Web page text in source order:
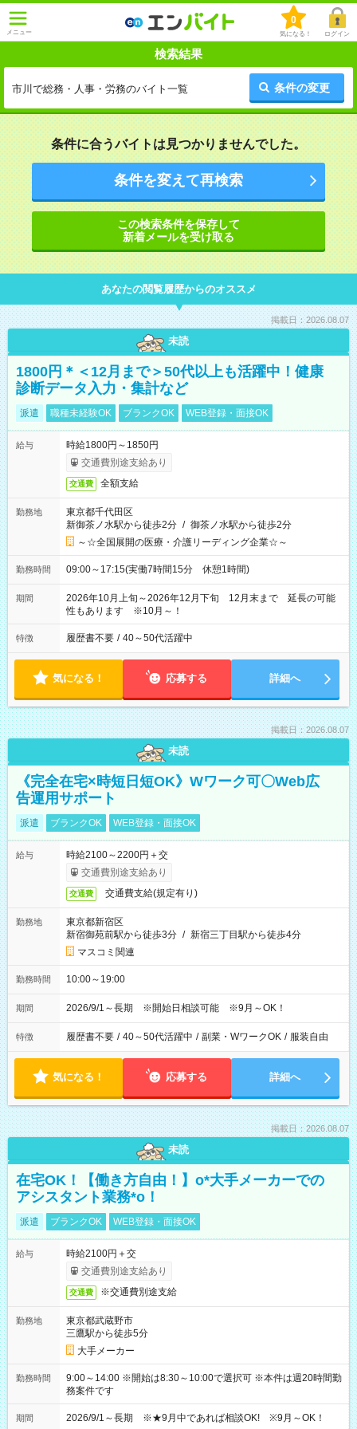
メニュー
0
気になる！ ログイン
検索結果
市川で総務・人事・労務のバイト一覧 条件の変更
条件に合うバイトは見つかりませんでした。
条件を変えて再検索
この検索条件を保存して
新着メールを受け取る
あなたの閲覧履歴からのオススメ
掲載日：2026.08.07
未読
1800円＊＜12月まで＞50代以上も活躍中！健康
診断データ入力・集計など
派遣 職種未経験OK ブランクOK WEB登録・面接OK
給与
時給1800円～1850円
交通費別途支給あり
交通費 全額支給
勤務地
東京都千代田区
新御茶ノ水駅から徒歩2分 / 御茶ノ水駅から徒歩2分
～☆全国展開の医療・介護リーディング企業☆～
勤務時間 09:00～17:15(実働7時間15分 休憩1時間)
期間
2026年10月上旬～2026年12月下旬 12月末まで 延長の可能
性もあります ※10月～！
特徴 履歴書不要 / 40～50代活躍中
気になる！ 応募する 詳細へ
掲載日：2026.08.07
未読
《完全在宅×時短日短OK》Wワーク可〇Web広
告運用サポート
派遣 ブランクOK WEB登録・面接OK
給与
時給2100～2200円＋交
交通費別途支給あり
交通費 交通費支給(規定有り)
勤務地
東京都新宿区
新宿御苑前駅から徒歩3分 / 新宿三丁目駅から徒歩4分
マスコミ関連
勤務時間 10:00～19:00
期間 2026/9/1～長期 ※開始日相談可能 ※9月～OK！
特徴 履歴書不要 / 40～50代活躍中 / 副業・WワークOK / 服装自由
気になる！ 応募する 詳細へ
掲載日：2026.08.07
未読
在宅OK！【働き方自由！】o*大手メーカーでの
アシスタント業務*o！
派遣 ブランクOK WEB登録・面接OK
給与
時給2100円＋交
交通費別途支給あり
交通費 ※交通費別途支給
勤務地
東京都武蔵野市
三鷹駅から徒歩5分
大手メーカー
勤務時間
9:00～14:00 ※開始は8:30～10:00で選択可 ※本件は週20時間勤
務案件です
期間 2026/9/1～長期 ※★9月中であれば相談OK! ※9月～OK！